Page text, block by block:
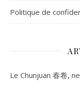
Politique de
Le Chunjuan 春卷,